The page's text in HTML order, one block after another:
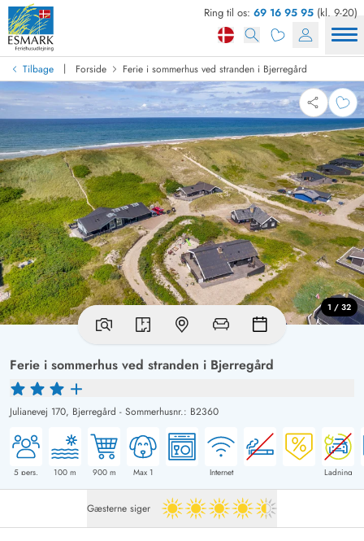
Ring til os: 69 16 95 95 (kl. 9-20)
Tilbage | Forside Ferie i sommerhus ved stranden i Bjerregård
Ferie i sommerhus ved stranden i Bjerregård
Julianevej 170, Bjerregård - Sommerhusnr.: B2360
5 pers. 100 m 900m Max 1 Internet Ladning
1 / 32
Gæsterne siger 4.5 ud af 5